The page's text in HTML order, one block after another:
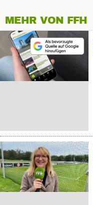
MEHR VON FFH